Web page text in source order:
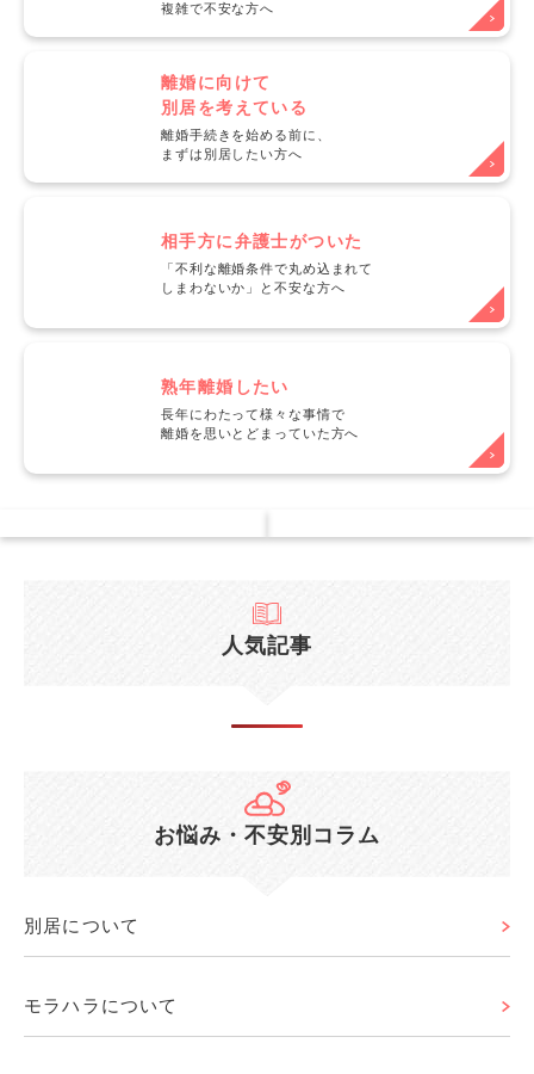
複雑で不安な方へ
離婚に向けて
別居を考えている
離婚手続きを始める前に、
まずは別居したい方へ
相手方に弁護士がついた
「不利な離婚条件で丸め込まれて
しまわないか」と不安な方へ
熟年離婚したい
長年にわたって様々な事情で
離婚を思いとどまっていた方へ
人気記事
お悩み・不安別コラム
別居について
モラハラについて